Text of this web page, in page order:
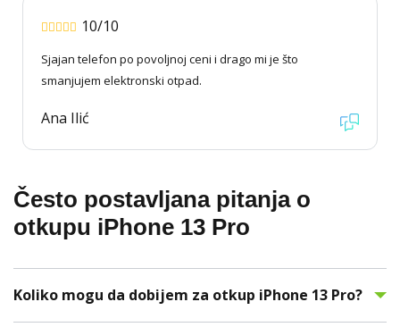
10/10
Sjajan telefon po povoljnoj ceni i drago mi je što
smanjujem elektronski otpad.
Ana Ilić
Često postavljana pitanja o
otkupu iPhone 13 Pro
Koliko mogu da dobijem za otkup iPhone 13 Pro?